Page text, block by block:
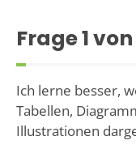
Frage1
Ich lerne besser,
Tabellen,
Illustrationen